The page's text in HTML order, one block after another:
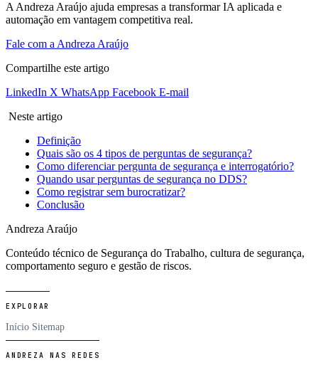
A Andreza Araújo ajuda empresas a transformar IA aplicada e
automação em vantagem competitiva real.
Fale com a Andreza Araújo
Compartilhe este artigo
LinkedIn X WhatsApp Facebook E-mail
Neste artigo
Definição
Quais são os 4 tipos de perguntas de segurança?
Como diferenciar pergunta de segurança e interrogatório?
Quando usar perguntas de segurança no DDS?
Como registrar sem burocratizar?
Conclusão
Andreza Araújo
Conteúdo técnico de Segurança do Trabalho, cultura de segurança,
comportamento seguro e gestão de riscos.
EXPLORAR
Início Sitemap
ANDREZA NAS REDES